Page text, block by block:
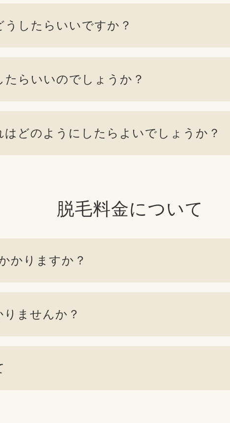
うしたら いいですか？
たら いいのでしょうか？
はどのように したらよいでしょうか？
脱毛料金について
かりますか？
ませんか？